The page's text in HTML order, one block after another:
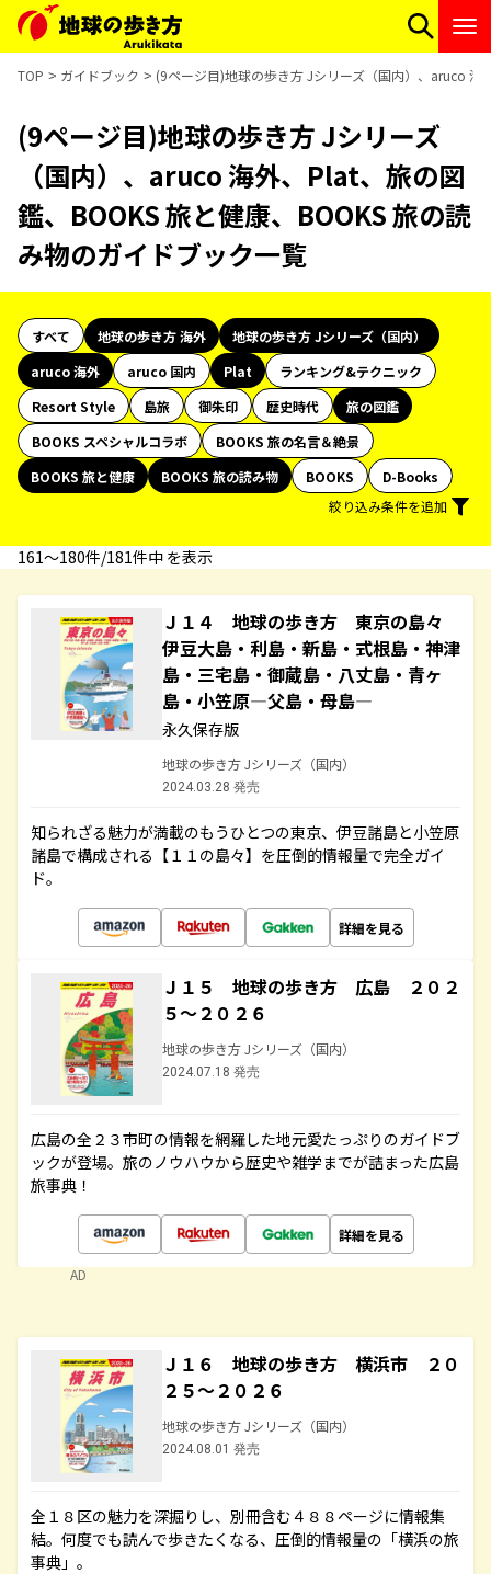
TOP ガイドブック (9ページ目)地球の歩き方 Jシリーズ（国内）、aruco
(9ページ目)地球の歩き方 Jシリーズ
（国内）、aruco 海外、Plat、旅の図
鑑、BOOKS 旅と健康、BOOKS 旅の読
み物のガイドブック一覧
すべて 地球の歩き方 海外
地球の歩き方 Jシリーズ（国内）
aruco 海外
aruco 国内 Plat
ランキング&テクニック
Resort Style
島旅 御朱印 歴史時代
旅の図鑑
BOOKS スペシャルコラボ
BOOKS 旅の名言＆絶景
BOOKS 旅と健康
BOOKS 旅の読み物 BOOKS
D-Books
絞り込み条件を追加
161〜180件/181件中 を表示
Ｊ１４ 地球の歩き方 東京の島々
伊豆大島・利島・新島・式根島・神津
島・三宅島・御蔵島・八丈島・青ヶ
島・小笠原―父島・母島―
永久保存版
地球の歩き方 Jシリーズ（国内）
2024.03.28 発売
知られざる魅力が満載のもうひとつの東京、伊豆諸島と小笠原
諸島で構成される【１１の島々】を圧倒的情報量で完全ガイ
ド。
詳細を見る
Ｊ１５ 地球の歩き方 広島 ２０２
５～２０２６
地球の歩き方 Jシリーズ（国内）
2024.07.18 発売
広島の全２３市町の情報を網羅した地元愛たっぷりのガイドブ
ックが登場。旅のノウハウから歴史や雑学までが詰まった広島
旅事典！
詳細を見る
AD
Ｊ１６ 地球の歩き方 横浜市 ２０
２５～２０２６
地球の歩き方 Jシリーズ（国内）
2024.08.01 発売
全１８区の魅力を深掘りし、別冊含む４８８ページに情報集
結。何度でも読んで歩きたくなる、圧倒的情報量の「横浜の旅
事典」。